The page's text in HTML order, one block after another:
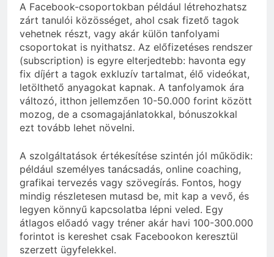
A Facebook-csoportokban például létrehozhatsz
zárt tanulói közösséget, ahol csak fizető tagok
vehetnek részt, vagy akár külön tanfolyami
csoportokat is nyithatsz. Az előfizetéses rendszer
(subscription) is egyre elterjedtebb: havonta egy
fix díjért a tagok exkluzív tartalmat, élő videókat,
letölthető anyagokat kapnak. A tanfolyamok ára
változó, itthon jellemzően 10-50.000 forint között
mozog, de a csomagajánlatokkal, bónuszokkal
ezt tovább lehet növelni.
A szolgáltatások értékesítése szintén jól működik:
például személyes tanácsadás, online coaching,
grafikai tervezés vagy szövegírás. Fontos, hogy
mindig részletesen mutasd be, mit kap a vevő, és
legyen könnyű kapcsolatba lépni veled. Egy
átlagos előadó vagy tréner akár havi 100-300.000
forintot is kereshet csak Facebookon keresztül
szerzett ügyfelekkel.